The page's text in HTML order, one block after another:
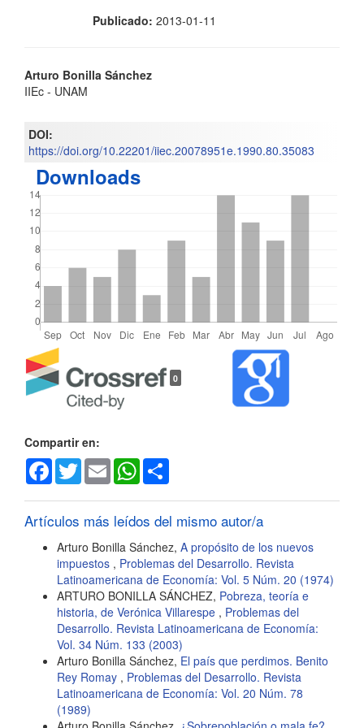
Publicado: 2013-01-11
Contenido
del
artículo
Arturo Bonilla Sánchez
IIEc - UNAM
DOI:
https://doi.org/10.22201/iiec.20078951e.1990.80.35083
Downloads
Detalles
del
artículo
0
Compartir en:
Facebook
Twitter Email WhatsApp
Artículos más leídos del mismo autor/a
Arturo Bonilla Sánchez, A propósito de los nuevos
impuestos , Problemas del Desarrollo. Revista
Latinoamericana de Economía: Vol. 5 Núm. 20 (1974)
ARTURO BONILLA SÁNCHEZ, Pobreza, teoría e
historia, de Verónica Villarespe , Problemas del
Desarrollo. Revista Latinoamericana de Economía:
Vol. 34 Núm. 133 (2003)
Arturo Bonilla Sánchez, El país que perdimos. Benito
Rey Romay , Problemas del Desarrollo. Revista
Latinoamericana de Economía: Vol. 20 Núm. 78
(1989)